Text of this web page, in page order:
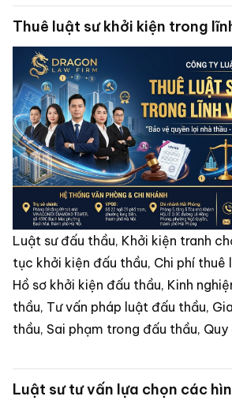
Thuê luật sư khởi kiện trong
Luật sư đấu thầu, Khởi kiện tranh
tục khởi kiện đấu thầu, Chi phí thuê
Hồ sơ khởi kiện đấu thầu, Kinh
thầu, Tư vấn pháp luật đấu thầu,
thầu, Sai phạm trong đấu thầu,
Luật sư tư vấn lựa chọn các